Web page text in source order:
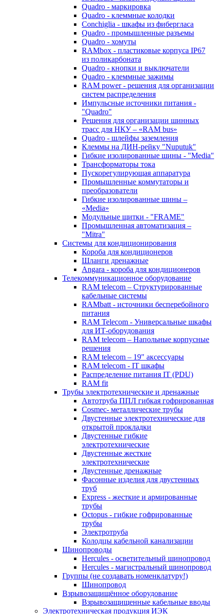
Quadro - маркировка
Quadro - клеммные колодки
Conchiglia - шкафы из фибергласа
Quadro - промышленные разъемы
Quadro - хомуты
RAMbox - пластиковые корпуса IP67
из поликарбоната
Quadro - кнопки и выключатели
Quadro - клеммные зажимы
RAM power - решения для организации
систем распределения
Импульсные источники питания -
"Quadro"
Решения для организации шинных
трасс для НКУ – «RAM bus»
Quadro - шлейфы заземления
Клеммы на ДИН-рейку "Nuputuk"
Гибкие изолированные шины - "Media"
Трансформаторы тока
Пускорегулирующая аппаратура
Промышленные коммутаторы и
преобразователи
Гибкие изолированные шины –
«Media»
Модульные щитки - "FRAME"
Промышленная автоматизация –
"Mitra"
Системы для кондиционирования
Короба для кондиционеров
Шланги дренажные
Angara - короба для кондиционеров
Телекоммуникационное оборудование
RAM telecom – Структурированные
кабельные системы
RAMbatt - источники бесперебойного
питания
RAM Telecom - Универсальные шкафы
для ИТ-оборудования
RAM telecom – Напольные корпусные
решения
RAM telecom – 19" аксессуары
RAM telecom - IT шкафы
Распределение питания IT (PDU)
RAM fit
Трубы электротехнические и дренажные
Автотруба ППЛ гибкая гофрированная
Cosmec- металлические трубы
Двустенные электротехнические для
открытой прокладки
Двустенные гибкие
электротехнические
Двустенные жесткие
электротехнические
Двустенные дренажные
Фасонные изделия для двустенных
труб
Express - жесткие и армированные
трубы
Octopus - гибкие гофрированные
трубы
Электротруба
Колодцы кабельной канализации
Шинопроводы
Hercules - осветительный шинопровод
Hercules - магистральный шинопровод
Группы (не создавать номенклатуру!)
Шинопровод
Взрывозащищённое оборудование
Взрывозащищенные кабельные вводы
Электротехническая продукция ИЭК